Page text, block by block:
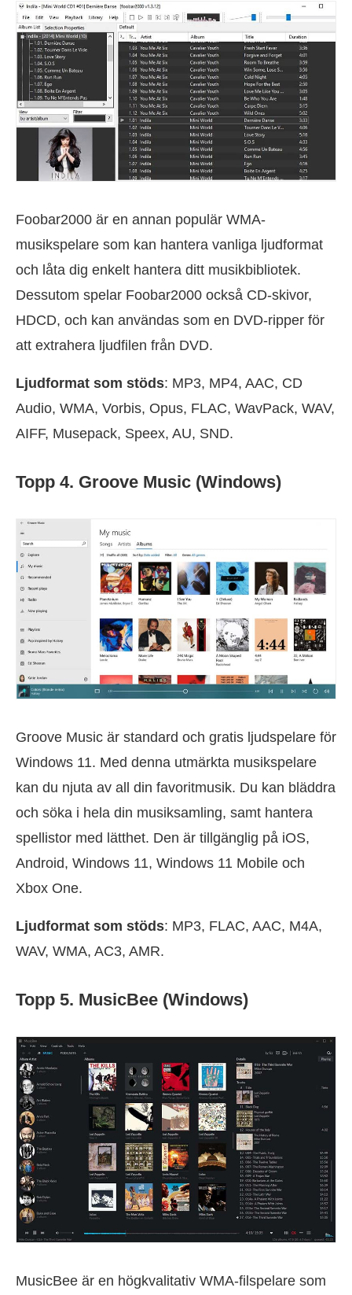
Foobar2000 är en annan populär WMA-
musikspelare som kan hantera vanliga ljudformat
och låta dig enkelt hantera ditt musikbibliotek.
Dessutom spelar Foobar2000 också CD-skivor,
HDCD, och kan användas som en DVD-ripper för
att extrahera ljudfilen från DVD.
Ljudformat som stöds: MP3, MP4, AAC, CD
Audio, WMA, Vorbis, Opus, FLAC, WavPack, WAV,
AIFF, Musepack, Speex, AU, SND.
Topp 4. Groove Music (Windows)
Groove Music är standard och gratis ljudspelare för
Windows 11. Med denna utmärkta musikspelare
kan du njuta av all din favoritmusik. Du kan bläddra
och söka i hela din musiksamling, samt hantera
spellistor med lätthet. Den är tillgänglig på iOS,
Android, Windows 11, Windows 11 Mobile och
Xbox One.
Ljudformat som stöds: MP3, FLAC, AAC, M4A,
WAV, WMA, AC3, AMR.
Topp 5. MusicBee (Windows)
MusicBee är en högkvalitativ WMA-filspelare som